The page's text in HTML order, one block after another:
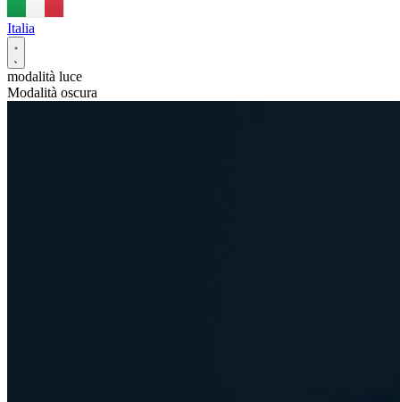
Italia
modalità luce
Modalità oscura